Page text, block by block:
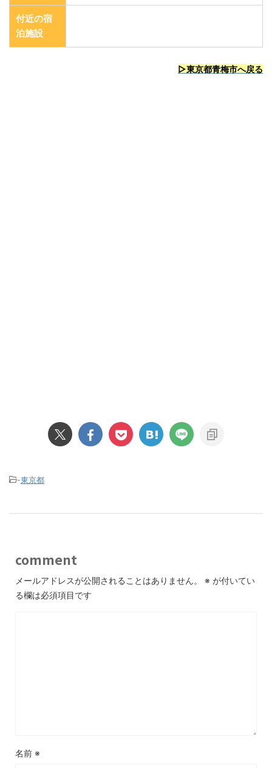
付近の宿
泊施設
▷東京都青梅市へ戻る
-東京都
comment
メールアドレスが公開されることはありません。 ※ が付いてい
る欄は必須項目です
名前 ※